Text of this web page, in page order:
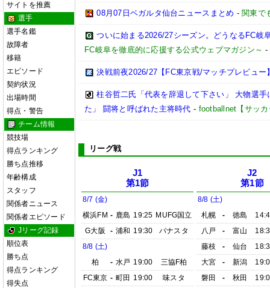
サイトを推薦
選手
選手名鑑
故障者
移籍
エピソード
契約状況
出場時間
得点・警告
チーム情報
競技場
得点ランキング
勝ち点推移
年齢構成
スタッフ
関係者ニュース
関係者エピソード
Jリーグ記録
順位表
勝ち点
得点ランキング
得失点
08月07日ベガルタ仙台ニュースまとめ - 関東で
ついに始まる2026/27シーズン。どうなるFC岐
FC岐阜を徹底的に応援する公式ウェブマガジン～ -
決戦前夜2026/27【FC東京戦/マッチプレビュー
柱谷哲二氏「代表を辞退して下さい」 大物選
た」 闘将と呼ばれた主将時代 - footballnet【サッ
リーグ戦
J1
第1節
8/7 (金)
横浜FM - 鹿島 19:25 MUFG国立
G大阪
- 浦和 19:30
パナスタ
8/8 (土)
柏
- 水戸 19:00
三協F柏
FC東京 - 町田 19:00
味スタ
J2
第1節
8/8 (土)
札幌
- 徳島
八戸
- 富山
藤枝
- 仙台
大宮
- 新潟
磐田
- 秋田